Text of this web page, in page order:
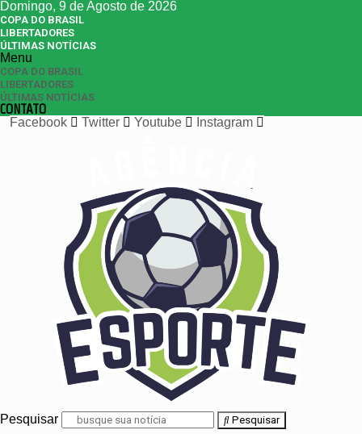
Domingo, 9 de Agosto de 2026
COPA DO BRASIL
LIBERTADORES
ÚLTIMAS NOTÍCIAS
Menu
COPA DO BRASIL
LIBERTADORES
ÚLTIMAS NOTÍCIAS
CONTATO
Facebook
Twitter Youtube Instagram
Pesquisar Pesquisar